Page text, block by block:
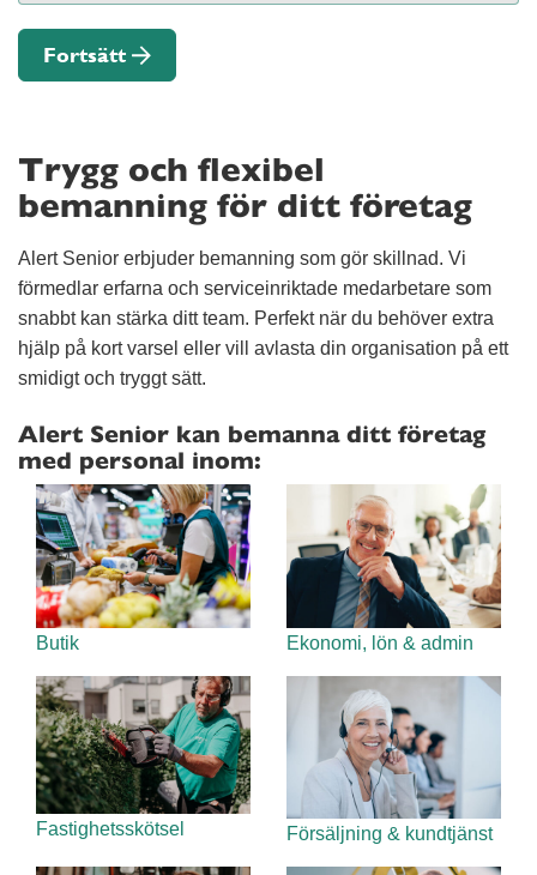
Fortsätt
Trygg och flexibel
bemanning för ditt företag
Alert Senior erbjuder bemanning som gör skillnad. Vi
förmedlar erfarna och serviceinriktade medarbetare som
snabbt kan stärka ditt team. Perfekt när du behöver extra
hjälp på kort varsel eller vill avlasta din organisation på ett
smidigt och tryggt sätt.
Alert Senior kan bemanna ditt företag
med personal inom:
Butik Ekonomi, lön & admin
Fastighetsskötsel Försäljning & kundtjänst